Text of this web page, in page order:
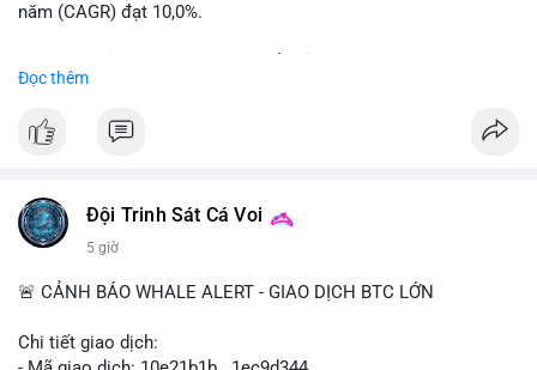
năm (CAGR) đạt 10,0%.
trong các lĩnh vực ô tô, logistics và thiết bị thông minh.
Doanh nghiệp cần theo dõi xu hướng này để nắm bắt cơ hội
Đọc thêm
Đội Trinh Sát Cá Voi
5 giờ
🚨 CẢNH BÁO WHALE ALERT - GIAO DỊCH BTC LỚN
Chi tiết giao dịch: